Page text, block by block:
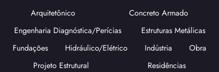
Arquitetônico
Concreto Armado
Engenharia Diagnóstica/Perícias
Estruturas Metálicas
Fundações
Hidráulico/Elétrico Indústria
Obra
Projeto Estrutural
Residências